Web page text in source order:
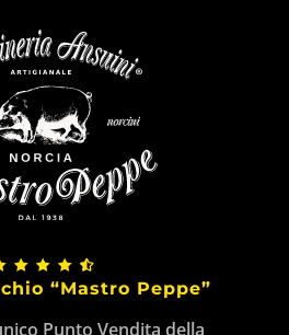
“Mastro Peppe”
Punto Vendita della